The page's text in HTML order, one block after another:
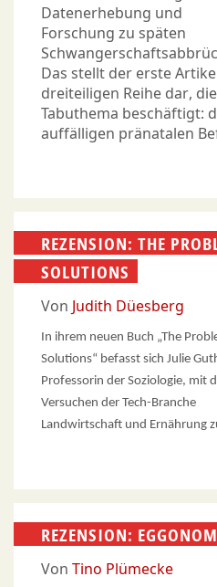
Datenerhebung und
Forschung zu späten
Das stellt der erste
dreiteiligen Reihe dar,
Tabuthema beschäftigt:
auffälligen pränatalen
REZENSION: THE
SOLUTIONS
Von Judith Düesberg
In ihrem neuen Buch „The
Solutions“ befasst sich Julie
Professorin der Soziologie, mit
Versuchen der Tech-Branche
Landwirtschaft und Ernährung
REZENSION:
Von Tino Plümecke